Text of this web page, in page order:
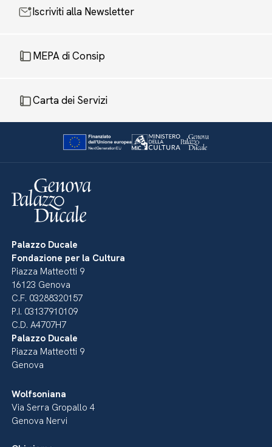
Iscriviti alla Newsletter
MEPA di Consip
Carta dei Servizi
Palazzo Ducale
Fondazione per la Cultura
Piazza Matteotti 9
16123 Genova
C.F. 03288320157
P.I. 03137910109
C.D. A4707H7
Palazzo Ducale
Piazza Matteotti 9
Genova
Wolfsoniana
Via Serra Gropallo 4
Genova Nervi